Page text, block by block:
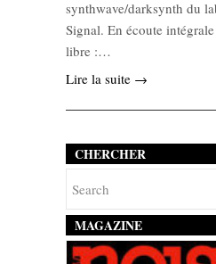
synthwave/darksynth du
Signal. En écoute
libre :…
Lire la suite →
CHERCHER
MAGAZINE